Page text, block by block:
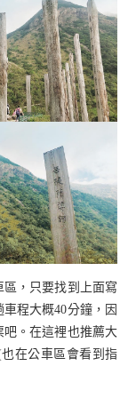
，只要找到上面寫
程大概40分鐘，因
。在這裡也推薦大
在公車區會看到指